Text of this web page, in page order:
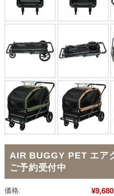
AIR BUGGY PET エ
ご予約受付中
価格: ¥9,680